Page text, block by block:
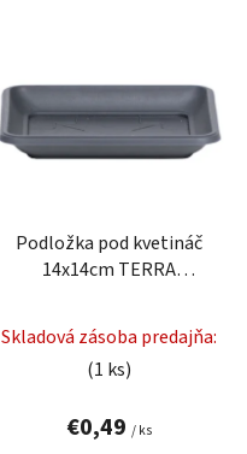
Podložka pod kvetináč
14x14cm TERRA
plastová
Skladová zásoba predajňa:
(1 ks)
€0,49 / ks